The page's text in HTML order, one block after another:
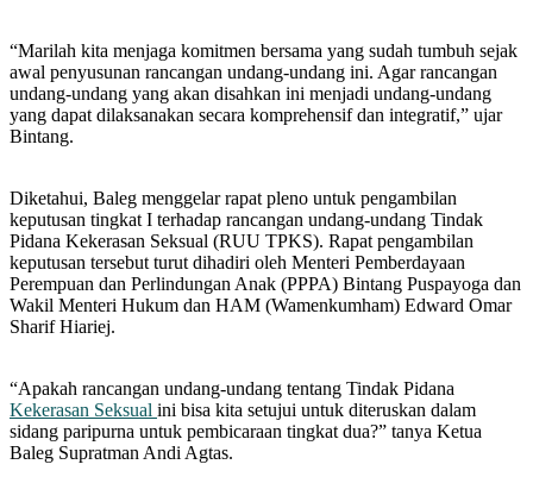
“Marilah kita menjaga komitmen bersama yang sudah tumbuh sejak
awal penyusunan rancangan undang-undang ini. Agar rancangan
undang-undang yang akan disahkan ini menjadi undang-undang
yang dapat dilaksanakan secara komprehensif dan integratif,” ujar
Bintang.
Diketahui, Baleg menggelar rapat pleno untuk pengambilan
keputusan tingkat I terhadap rancangan undang-undang Tindak
Pidana Kekerasan Seksual (RUU TPKS). Rapat pengambilan
keputusan tersebut turut dihadiri oleh Menteri Pemberdayaan
Perempuan dan Perlindungan Anak (PPPA) Bintang Puspayoga dan
Wakil Menteri Hukum dan HAM (Wamenkumham) Edward Omar
Sharif Hiariej.
“Apakah rancangan undang-undang tentang Tindak Pidana
Kekerasan Seksual ini bisa kita setujui untuk diteruskan dalam
sidang paripurna untuk pembicaraan tingkat dua?” tanya Ketua
Baleg Supratman Andi Agtas.